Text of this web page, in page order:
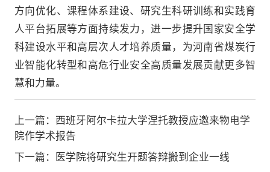
方向优化、课程体系建设、研究生科研训练和实践育
人平台拓展等方面持续发力，进一步提升国家安全学
科建设水平和高层次人才培养质量，为河南省煤炭行
业智能化转型和高危行业安全高质量发展贡献更多智
慧和力量。
上一篇： 西班牙阿尔卡拉大学涅托教授应邀来物电学
院作学术报告
下一篇：
医学院将研究生开题答辩搬到企业一线